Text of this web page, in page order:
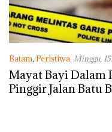
Batam, Peristiwa Minggu,
Mayat Bayi Dalam
Pinggir Jalan Batu